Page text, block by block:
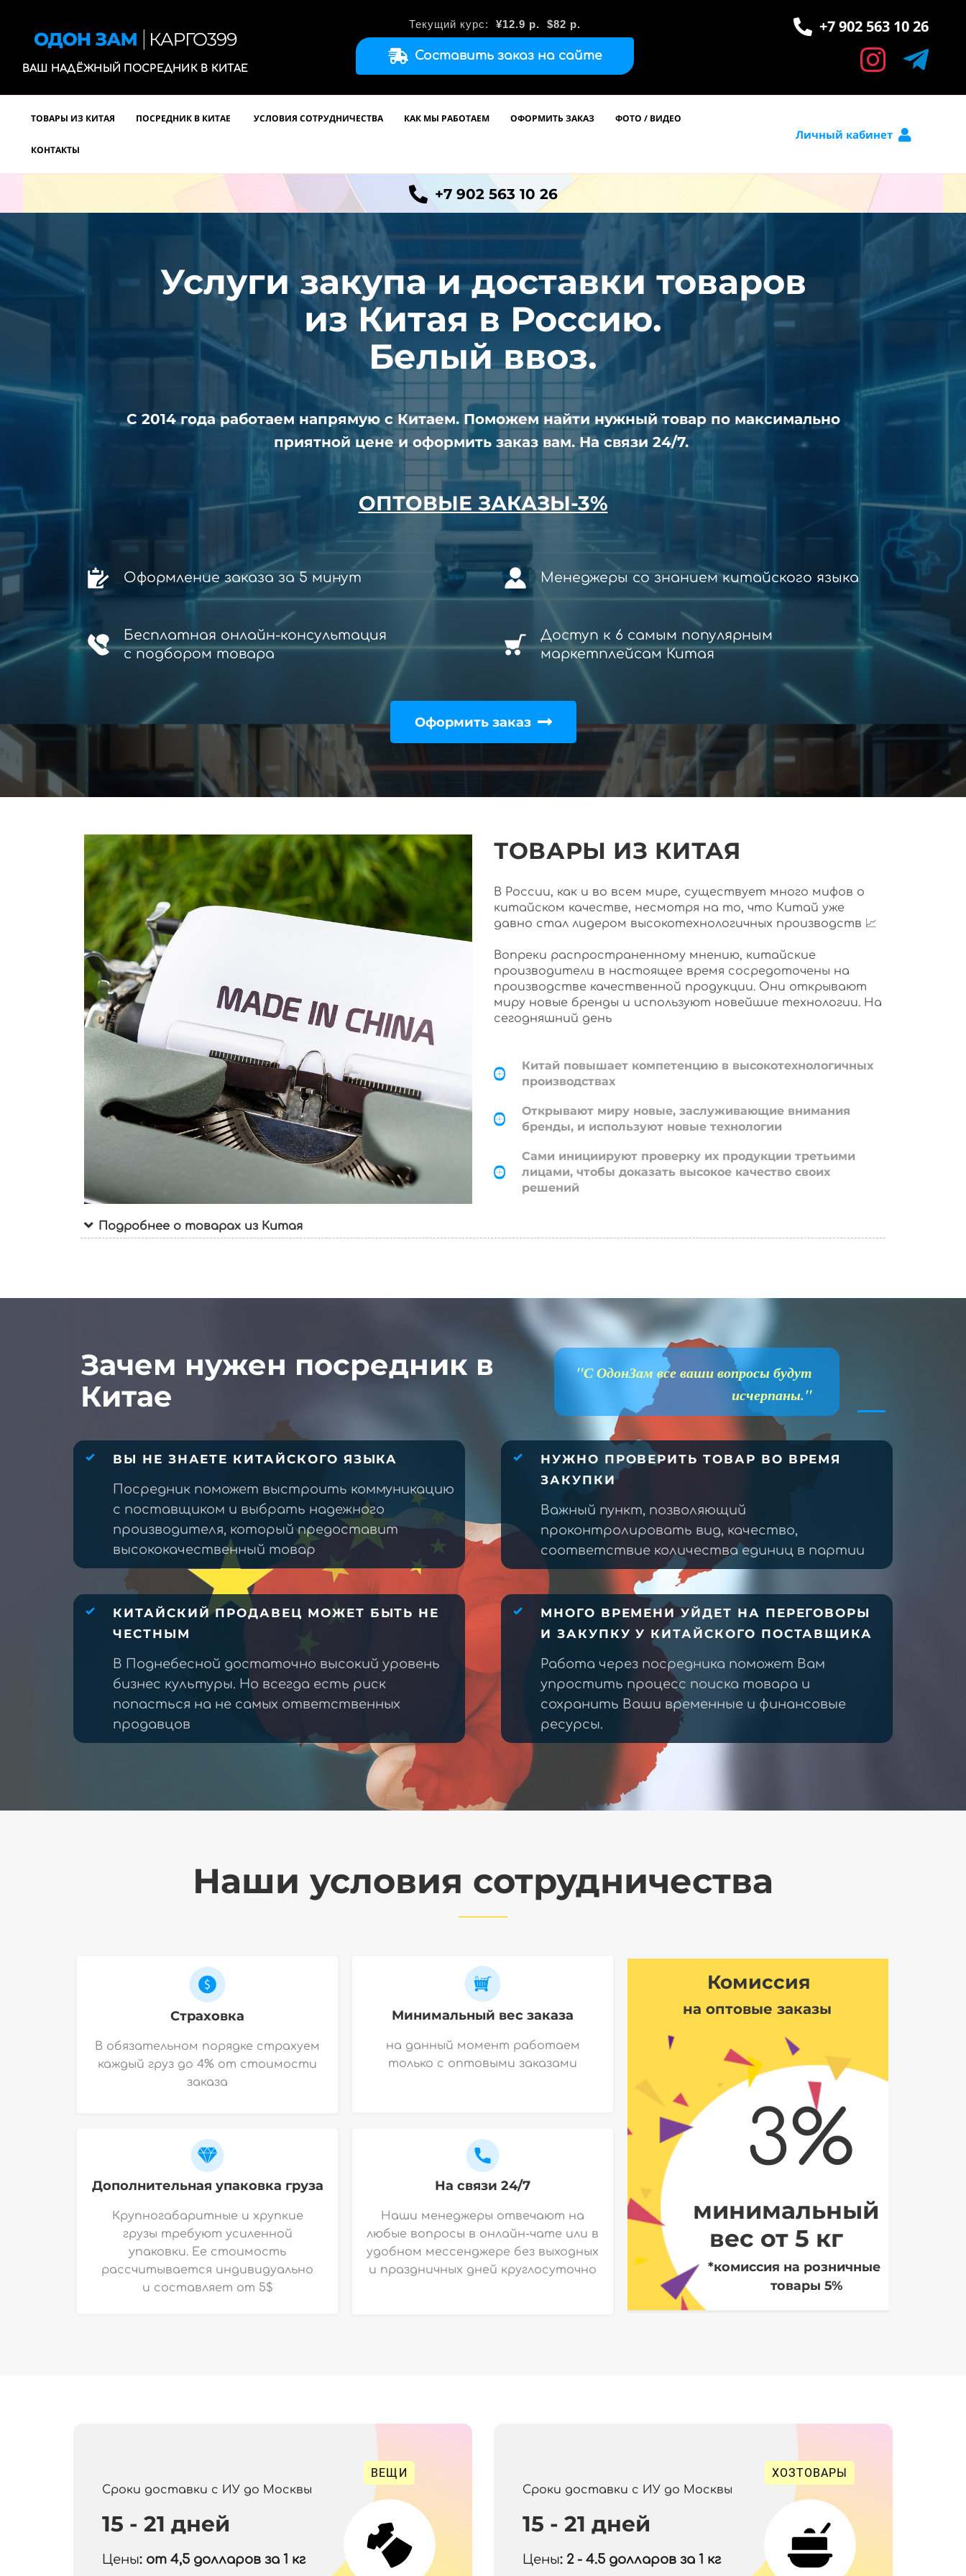
ВАШ НАДЁЖНЫЙ ПОСРЕДНИК В КИТАЕ
Текущий курс: ¥12.9 р. $82 р.
Составить заказ на сайте
+7 902 563 10 26
ТОВАРЫ ИЗ КИТАЯ ПОСРЕДНИК В КИТАЕ УСЛОВИЯ СОТРУДНИЧЕСТВА КАК МЫ РАБОТАЕМ ОФОРМИТЬ ЗАКАЗ ФОТО / ВИДЕО
КОНТАКТЫ
Личный кабинет
+7 902 563 10 26
Услуги закупа и доставки товаров
из Китая в Россию.
Белый ввоз.
С 2014 года работаем напрямую с Китаем. Поможем найти нужный товар по максимально
приятной цене и оформить заказ вам. На связи 24/7.
ОПТОВЫЕ ЗАКАЗЫ-3%
Оформление заказа за 5 минут Менеджеры со знанием китайского языка
Бесплатная онлайн-консультация
с подбором товара
Доступ к 6 самым популярным
маркетплейсам Китая
Оформить заказ
ТОВАРЫ ИЗ КИТАЯ
В России, как и во всем мире, существует много мифов о
китайском качестве, несмотря на то, что Китай уже
давно стал лидером высокотехнологичных производств 📈
Вопреки распространенному мнению, китайские
производители в настоящее время сосредоточены на
производстве качественной продукции. Они открывают
миру новые бренды и используют новейшие технологии. На
сегодняшний день
Китай повышает компетенцию в высокотехнологичных
производствах
Открывают миру новые, заслуживающие внимания
бренды, и используют новые технологии
Сами инициируют проверку их продукции третьими
лицами, чтобы доказать высокое качество своих
решений
Подробнее о товарах из Китая
Зачем нужен посредник в
Китае
"С ОдонЗам все ваши вопросы будут
исчерпаны."
ВЫ НЕ ЗНАЕТЕ КИТАЙСКОГО ЯЗЫКА
Посредник поможет выстроить коммуникацию
с поставщиком и выбрать надежного
производителя, который предоставит
высококачественный товар
НУЖНО ПРОВЕРИТЬ ТОВАР ВО ВРЕМЯ
ЗАКУПКИ
Важный пункт, позволяющий
проконтролировать вид, качество,
соответствие количества единиц в партии
КИТАЙСКИЙ ПРОДАВЕЦ МОЖЕТ БЫТЬ НЕ
ЧЕСТНЫМ
В Поднебесной достаточно высокий уровень
бизнес культуры. Но всегда есть риск
попасться на не самых ответственных
продавцов
МНОГО ВРЕМЕНИ УЙДЕТ НА ПЕРЕГОВОРЫ
И ЗАКУПКУ У КИТАЙСКОГО ПОСТАВЩИКА
Работа через посредника поможет Вам
упростить процесс поиска товара и
сохранить Ваши временные и финансовые
ресурсы.
Наши условия сотрудничества
Страховка
В обязательном порядке страхуем
каждый груз до 4% от стоимости
заказа
Дополнительная упаковка груза
Крупногабаритные и хрупкие
грузы требуют усиленной
упаковки. Ее стоимость
рассчитывается индивидуально
и составляет от 5$
Минимальный вес заказа
на данный момент работаем
только с оптовыми заказами
На связи 24/7
Наши менеджеры отвечают на
любые вопросы в онлайн-чате или в
удобном мессенджере без выходных
и праздничных дней круглосуточно
Комиссия
на оптовые заказы
3%
минимальный
вес от 5 кг
*комиссия на розничные
товары 5%
Сроки доставки с ИУ до Москвы
15 - 21 дней
Цены: от 4,5 долларов за 1 кг
ВЕЩИ
Сроки доставки с ИУ до Москвы
15 - 21 дней
Цены: 2 - 4.5 долларов за 1 кг
ХОЗТОВАРЫ